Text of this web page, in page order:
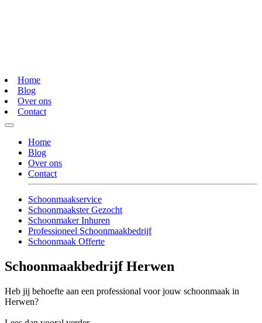
Home
Blog
Over ons
Contact
Home
Blog
Over ons
Contact
Schoonmaakservice
Schoonmaakster Gezocht
Schoonmaker Inhuren
Professioneel Schoonmaakbedrijf
Schoonmaak Offerte
Schoonmaakbedrijf Herwen
Heb jij behoefte aan een professional voor jouw schoonmaak in
Herwen?